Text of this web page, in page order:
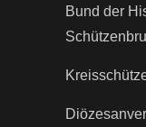
Bund der